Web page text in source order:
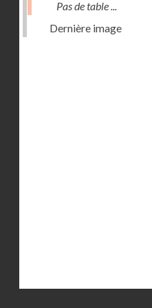
Pas de table ...
Dernière image